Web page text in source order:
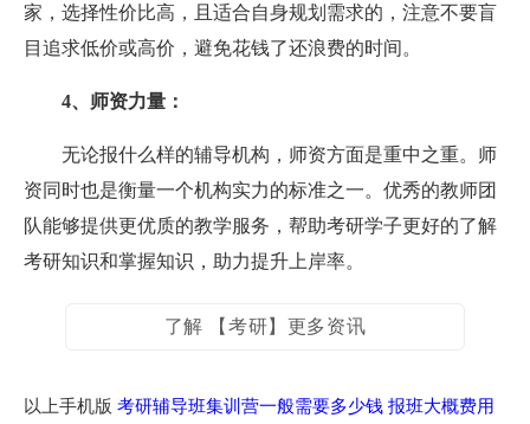
家，选择性价比高，且适合自身规划需求的，注意不要盲
目追求低价或高价，避免花钱了还浪费的时间。
4、师资力量：
无论报什么样的辅导机构，师资方面是重中之重。师
资同时也是衡量一个机构实力的标准之一。优秀的教师团
队能够提供更优质的教学服务，帮助考研学子更好的了解
考研知识和掌握知识，助力提升上岸率。
了解 【考研】更多资讯
以上手机版 考研辅导班集训营一般需要多少钱 报班大概费用